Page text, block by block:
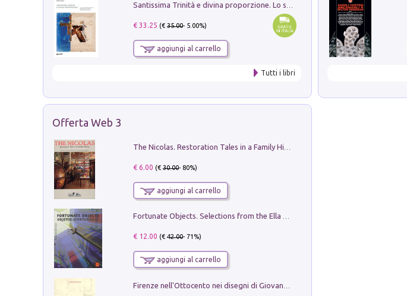
€ 33.25 (€35.00- 5.00%)
aggiungi al carrello
Tutti i libri
Offerta Web 3
€ 6.00 (€30.00- 80%)
aggiungi al carrello
Fortunate Objects. Selections from the Ella Fontanals-Cisneros Collection. Objetos Afortunados. Selección de la Colección Ella Fontanals-Cisneros
€ 12.00 (€42.00- 71%)
aggiungi al carrello